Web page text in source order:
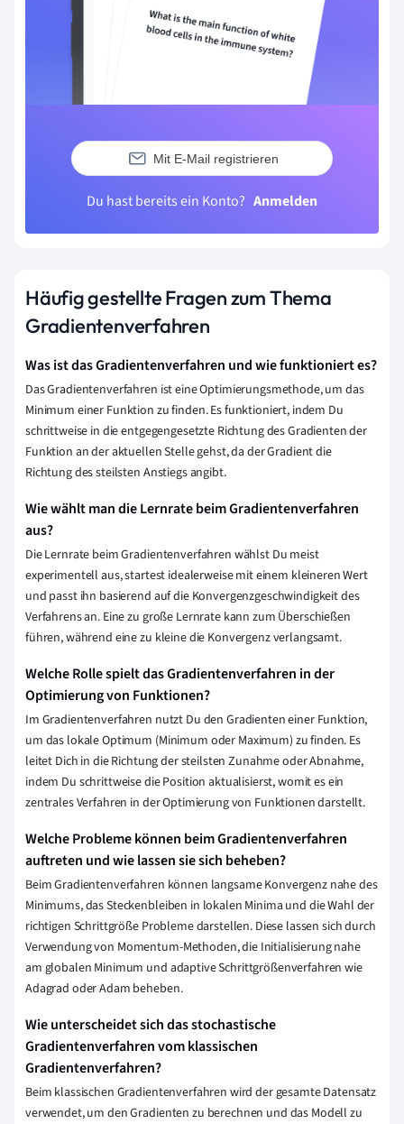
Mit E-Mail registrieren
Du hast bereits ein Konto? Anmelden
Häufig gestellte Fragen zum Thema
Gradientenverfahren
Was ist das Gradientenverfahren und wie funktioniert es?
Das Gradientenverfahren ist eine Optimierungsmethode, um das
Minimum einer Funktion zu finden. Es funktioniert, indem Du
schrittweise in die entgegengesetzte Richtung des Gradienten der
Funktion an der aktuellen Stelle gehst, da der Gradient die
Richtung des steilsten Anstiegs angibt.
Wie wählt man die Lernrate beim Gradientenverfahren
aus?
Die Lernrate beim Gradientenverfahren wählst Du meist
experimentell aus, startest idealerweise mit einem kleineren Wert
und passt ihn basierend auf die Konvergenzgeschwindigkeit des
Verfahrens an. Eine zu große Lernrate kann zum Überschießen
führen, während eine zu kleine die Konvergenz verlangsamt.
Welche Rolle spielt das Gradientenverfahren in der
Optimierung von Funktionen?
Im Gradientenverfahren nutzt Du den Gradienten einer Funktion,
um das lokale Optimum (Minimum oder Maximum) zu finden. Es
leitet Dich in die Richtung der steilsten Zunahme oder Abnahme,
indem Du schrittweise die Position aktualisierst, womit es ein
zentrales Verfahren in der Optimierung von Funktionen darstellt.
Welche Probleme können beim Gradientenverfahren
auftreten und wie lassen sie sich beheben?
Beim Gradientenverfahren können langsame Konvergenz nahe des
Minimums, das Steckenbleiben in lokalen Minima und die Wahl der
richtigen Schrittgröße Probleme darstellen. Diese lassen sich durch
Verwendung von Momentum-Methoden, die Initialisierung nahe
am globalen Minimum und adaptive Schrittgrößenverfahren wie
Adagrad oder Adam beheben.
Wie unterscheidet sich das stochastische
Gradientenverfahren vom klassischen
Gradientenverfahren?
Beim klassischen Gradientenverfahren wird der gesamte Datensatz
verwendet, um den Gradienten zu berechnen und das Modell zu